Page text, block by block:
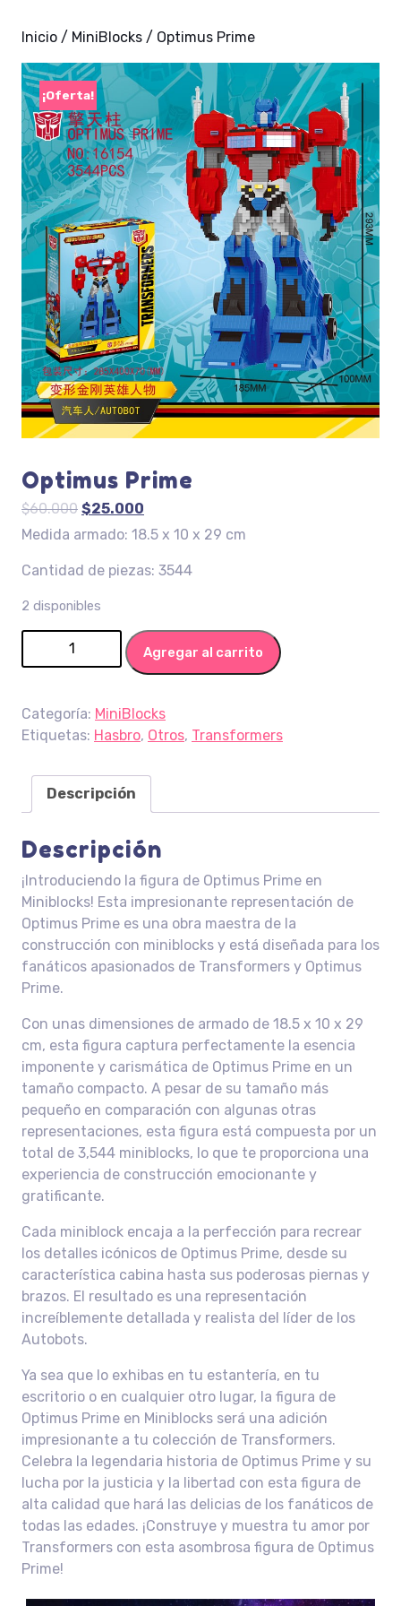
Inicio / MiniBlocks / Optimus Prime
¡Oferta!
Optimus Prime
$60.000 El
precio
era:
$25.000
precio
es:
Medida armado: 18.5 x 10 x 29 cm
Cantidad de piezas: 3544
2 disponibles
Optimus Prime cantidad
Agregar al carrito
Categoría: MiniBlocks
Etiquetas: Hasbro, Otros, Transformers
Descripción
Descripción
¡Introduciendo la figura de Optimus Prime en
Miniblocks! Esta impresionante representación de
Optimus Prime es una obra maestra de la
construcción con miniblocks y está diseñada para los
fanáticos apasionados de Transformers y Optimus
Prime.
Con unas dimensiones de armado de 18.5 x 10 x 29
cm, esta figura captura perfectamente la esencia
imponente y carismática de Optimus Prime en un
tamaño compacto. A pesar de su tamaño más
pequeño en comparación con algunas otras
representaciones, esta figura está compuesta por un
total de 3,544 miniblocks, lo que te proporciona una
experiencia de construcción emocionante y
gratificante.
Cada miniblock encaja a la perfección para recrear
los detalles icónicos de Optimus Prime, desde su
característica cabina hasta sus poderosas piernas y
brazos. El resultado es una representación
increíblemente detallada y realista del líder de los
Autobots.
Ya sea que lo exhibas en tu estantería, en tu
escritorio o en cualquier otro lugar, la figura de
Optimus Prime en Miniblocks será una adición
impresionante a tu colección de Transformers.
Celebra la legendaria historia de Optimus Prime y su
lucha por la justicia y la libertad con esta figura de
alta calidad que hará las delicias de los fanáticos de
todas las edades. ¡Construye y muestra tu amor por
Transformers con esta asombrosa figura de Optimus
Prime!